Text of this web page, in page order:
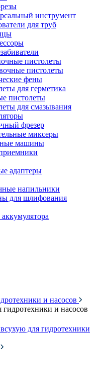
инструмент
для труб
пистолеты
пистолеты
фены
для герметика
пистолеты
для смазывания
фрезер
миксеры
машины
адаптеры
напильники
для шлифования
и насосов
и насосов
для гидротехники